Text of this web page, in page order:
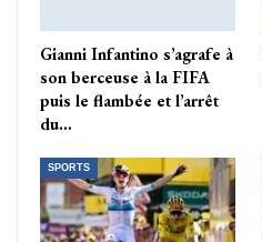
Gianni Infantino s’agrafe à
son berceuse à la FIFA
puis le flambée et l’arrêt
du…
SPORTS